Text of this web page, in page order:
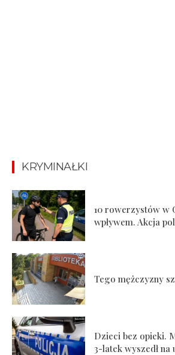
KRYMINAŁKI
10 rowerzystów w
wpływem. Akcja
Tego mężczyzny
Dzieci bez opieki.
3-latek wyszedł na